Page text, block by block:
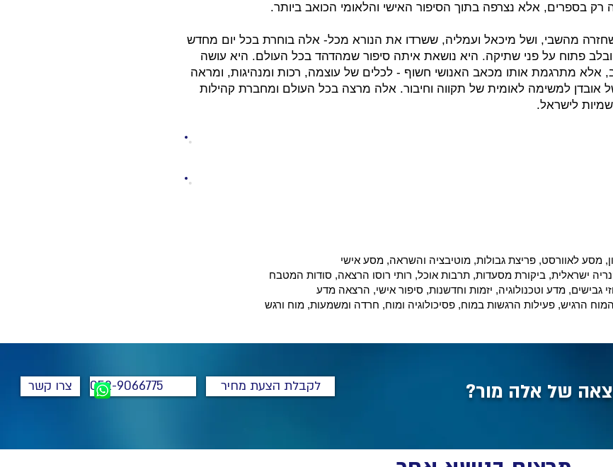
בספרים, אלא נצרפה בתוך הסיפור האישי והלאומי הכואב ביותר.
שחזרה מהשבי, ושל מיכאל ועמליה, ששרדו את הנורא מכל- אלה בוחרת בכל יום מחדש
פתוח על פני שתיקה. היא נושאת איתה סיפור שמהדהד בכל העולם. היא עושה
אלא מתרגמת אותו מכאב האנושי חשוף - לכלים של עוצמה, רכות ומנהיגות, ומראה
אובדן למשימה לאומית של תקווה וחיבור. אלה מרצה בכל העולם ומחברת קהילות
לישראל.
מסע לאוורסט, פריצת גבולות, מוטיבציה והשראה, מסע אישי
ישראלית, ביקורת מסעדות, תרבות אוכל, רותי רוסו הרצאה, סודות המטבח
גבישים, מדע וטכנולוגיה, יזמות וחדשנות, סיפור אישי, הרצאה מדע
הרגיש, פעילות הרגשות במוח, פסיכולוגיה ומוח, חרדה ומשמעות, מוח ורגש
צרו קשר 052-9066775 לקבלת הצעת מחיר של אלה מור?